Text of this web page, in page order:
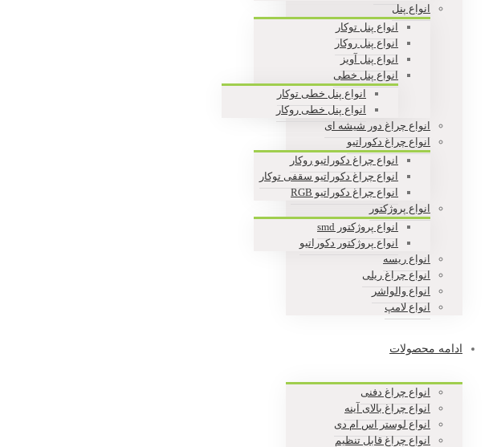
انواع پنل
انواع پنل توکار
انواع پنل روکار
انواع پنل آویز
انواع پنل خطی
انواع پنل خطی توکار
انواع پنل خطی روکار
انواع چراغ دور شیشه ای
انواع چراغ دکوراتیو
انواع چراغ دکوراتیو روکار
انواع چراغ دکوراتیو سقفی توکار
انواع چراغ دکوراتیو RGB
انواع پروژکتور
انواع پروژکتور smd
انواع پروژکتور دکوراتیو
انواع ریسه
انواع چراغ ریلی
انواع والواشر
انواع لامپ
ادامه محصولات
انواع چراغ دفنی
انواع چراغ بالای آینه
انواع لوستر اس ام دی
انواع چراغ قابل تنظیم